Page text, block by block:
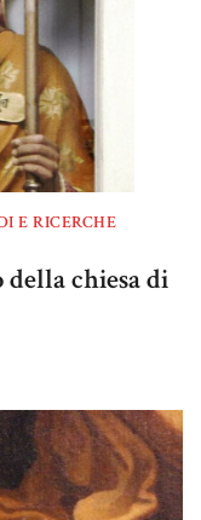
E RICERCHE
della chiesa di